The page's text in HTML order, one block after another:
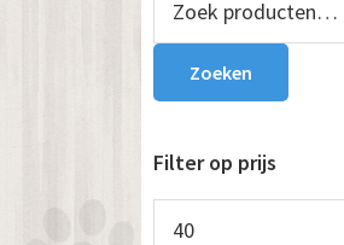
Sidebar
naar:
Zoeken
Filter op prijs